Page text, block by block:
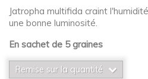
Jatropha multifida craint
une bonne luminosité.
En sachet de 5 graines
Remise sur la quantité